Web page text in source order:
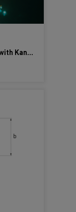
Riding the semiconductor boom with Kanthal’s electric heating solutions